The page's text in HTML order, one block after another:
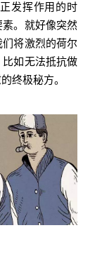
发挥作用的时
。就好像突然
将激烈的荷尔
如无法抵抗做
终极秘方。